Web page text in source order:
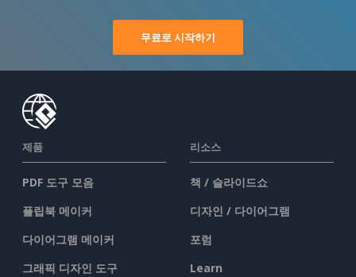
무료로 시작하기
제품
PDF 도구 모음
플립북 메이커
다이어그램 메이커
그래픽 디자인 도구
리소스
책 / 슬라이드쇼
디자인 / 다이어그램
포럼
Learn